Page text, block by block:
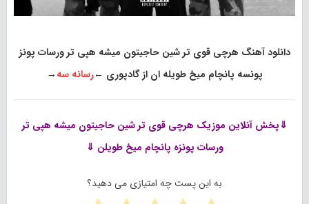
دانلود آهنگ هرچی قوی تر شین حاجیتون میشه هپی تر ورسات پونز
پونسه پانچام میخ طویله ان از گادپوری ←رسانه سه→
⇓پخش آنلاین موزیک هرچی قوی تر شین حاجیتون میشه هپی تر
ورسات پونزه پانچام میخ طویلن ⇓
به این پست چه امتیازی می دهید؟